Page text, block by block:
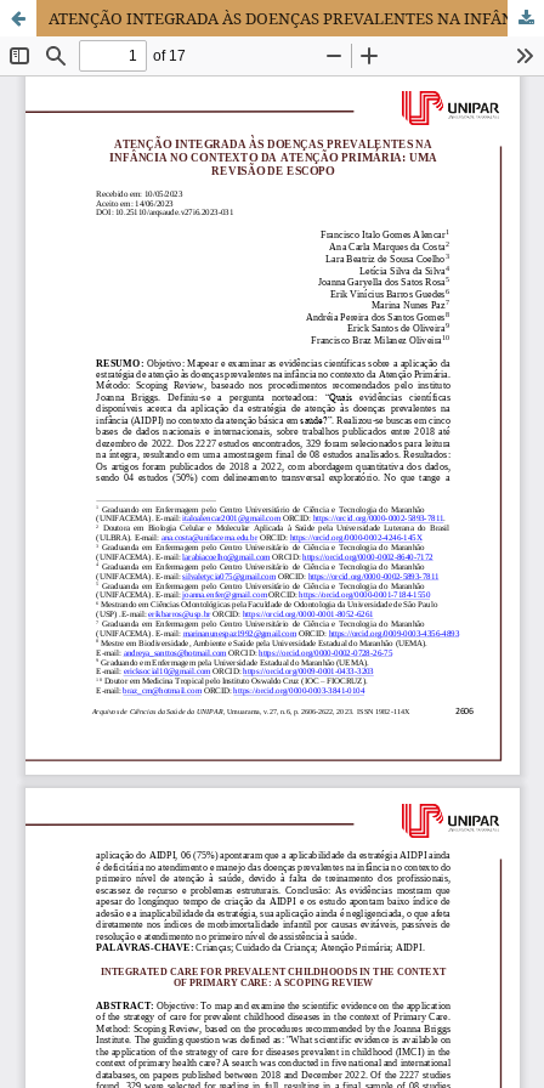
ATENÇÃO INTEGRADA ÀS DOENÇAS PREVALENTES NA INFÂNCIA NO CONTEXTO DA ATENÇÃO PRIMÁRIA: UMA REVISÃO DE ESCOPO